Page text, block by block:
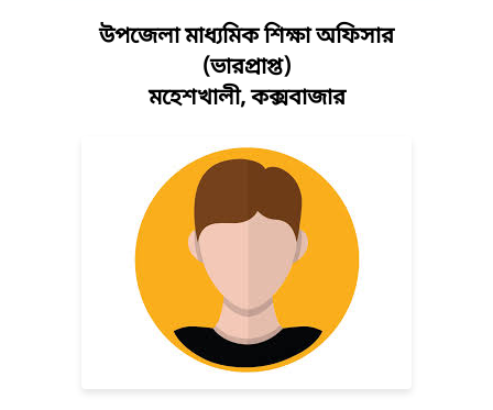
উপজেলা মাধ্যমিক শিক্ষা অফিসার
(ভারপ্রাপ্ত)
মহেশখালী, কক্সবাজার